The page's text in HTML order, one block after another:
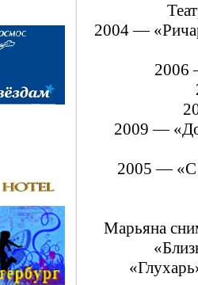
2004 —
2006
2009 —
2005 — «С
Марьяна